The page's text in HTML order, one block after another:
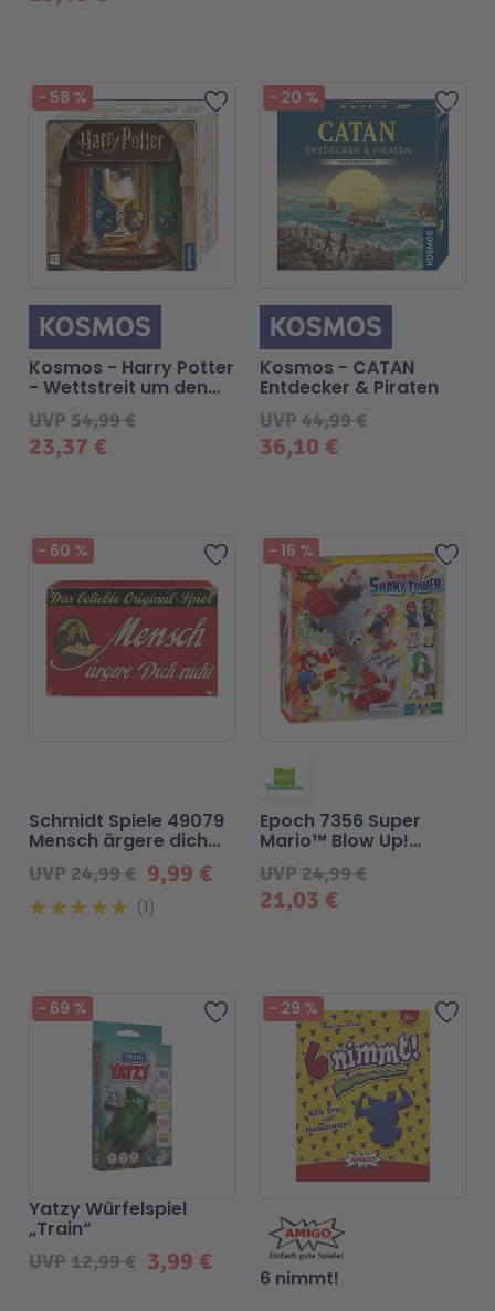
Zur Wunschliste hinzufügen
- 58 %
23,37 €
UVP54,99 €
Kosmos - Harry Potter
- Wettstreit um den
Hauspokal
Zur
- 20 %
36,10 €
UVP44,99 €
Kosmos - CATAN
Entdecker & Piraten
Zur Wunschliste hinzufügen
- 60 %
Beliebt
9,99 €
UVP24,99 €
Schmidt Spiele 49079
Mensch ärgere dich
nicht
1
Zur
- 16 %
21,03 €
UVP24,99 €
Epoch 7356 Super
Mario™ Blow Up!
Shaky Tower
Zur Wunschliste hinzufügen
- 69 %
Beliebt
3,99 €
UVP12,99 €
Yatzy Würfelspiel
„Train“
Zur
- 29 %
6 nimmt!